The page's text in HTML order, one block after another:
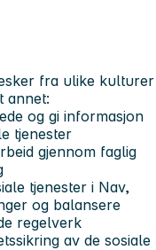
fra ulike kulturer
annet:
og gi informasjon
tjenester
gjennom faglig
tjenester i Nav,
og balansere
regelverk
av de sosiale